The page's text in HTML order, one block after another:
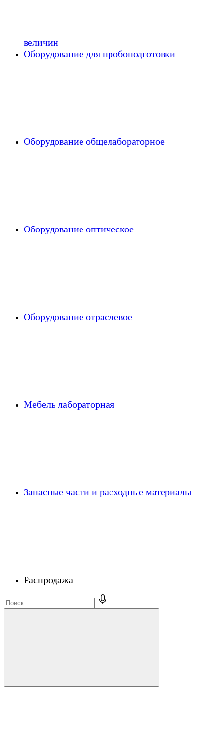
величин
Оборудование для пробоподготовки
Оборудование общелабораторное
Оборудование оптическое
Оборудование отраслевое
Мебель лабораторная
Запасные части и расходные материалы
Распродажа